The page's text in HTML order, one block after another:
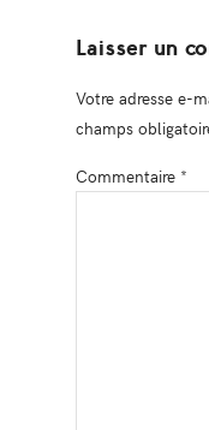
Laisser un
Votre adresse e-
champs
Commentaire *